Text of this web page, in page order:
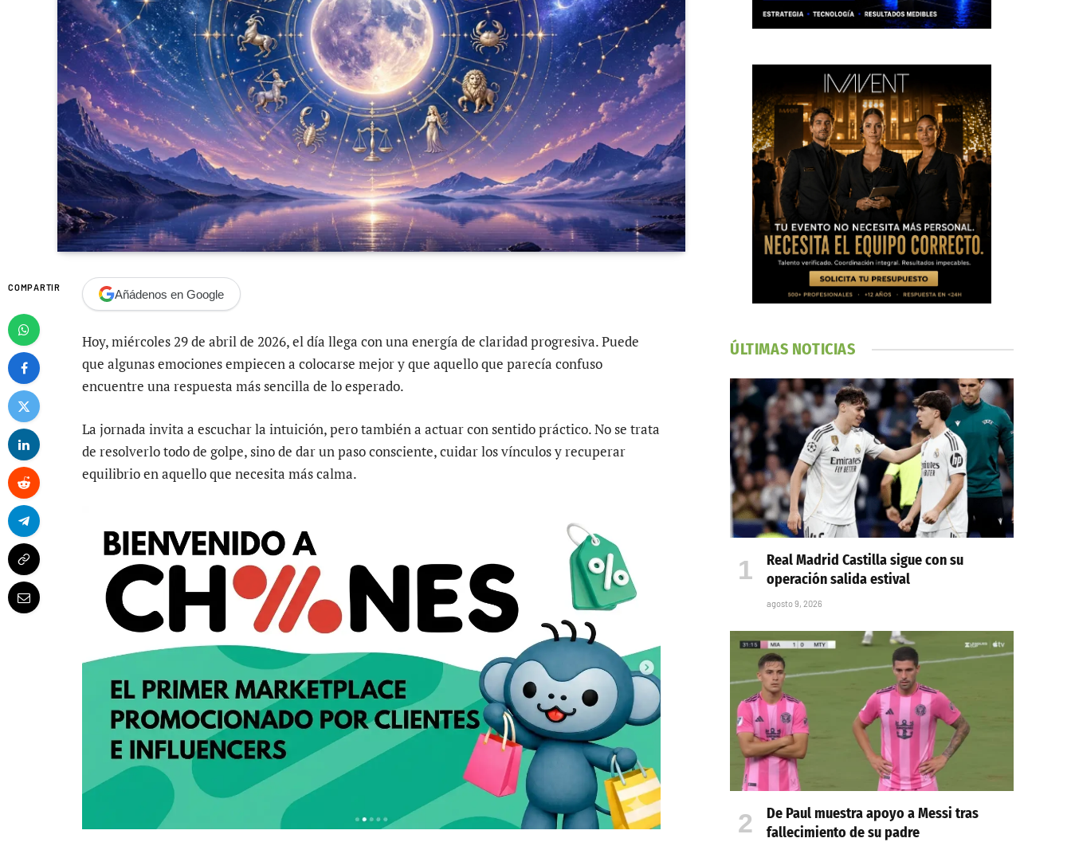
COMPARTIR Añádenos en Google
Hoy, miércoles 29 de abril de 2026, el día llega con una energía de claridad progresiva. Puede
que algunas emociones empiecen a colocarse mejor y que aquello que parecía confuso
encuentre una respuesta más sencilla de lo esperado.
La jornada invita a escuchar la intuición, pero también a actuar con sentido práctico. No se trata
de resolverlo todo de golpe, sino de dar un paso consciente, cuidar los vínculos y recuperar
equilibrio en aquello que necesita más calma.
ÚLTIMAS NOTICIAS
Real Madrid Castilla sigue con su
operación salida estival
agosto 9, 2026
De Paul muestra apoyo a Messi tras
fallecimiento de su padre